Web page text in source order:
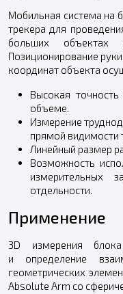
Мобильная система на
трекера для
больших объектах
Позиционирование
координат объекта
Высокая
объеме.
Измерение
прямой видимости
Линейный размер
Возможность
измерительных
отдельности.
Применение
3D измерения
и определение
геометрических
Absolute Arm со